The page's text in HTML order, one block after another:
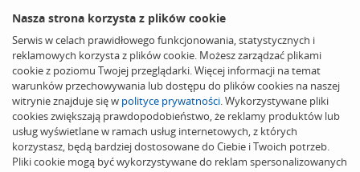
Nasza strona korzysta z plików cookie
Serwis w celach prawidłowego funkcjonowania, statystycznych i
reklamowych korzysta z plików cookie. Możesz zarządzać plikami
cookie z poziomu Twojej przeglądarki. Więcej informacji na temat
warunków przechowywania lub dostępu do plików cookies na naszej
witrynie znajduje się w polityce prywatności. Wykorzystywane pliki
cookies zwiększają prawdopodobieństwo, że reklamy produktów lub
usług wyświetlane w ramach usług internetowych, z których
korzystasz, będą bardziej dostosowane do Ciebie i Twoich potrzeb.
Pliki cookie mogą być wykorzystywane do reklam spersonalizowanych